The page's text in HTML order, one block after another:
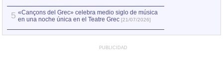
5 «Cançons del Grec» celebra medio siglo de música
en una noche única en el Teatre Grec [21/07/2026]
PUBLICIDAD